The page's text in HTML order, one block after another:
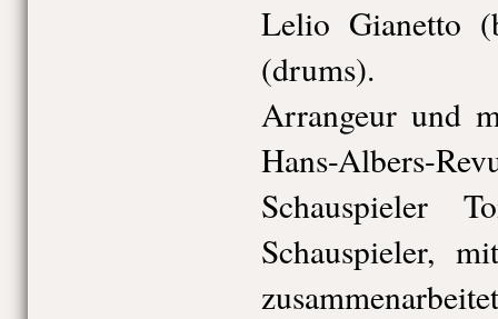
Lelio Gianetto
(drums).
Arrangeur und
Hans-
Schauspieler
Schauspieler,